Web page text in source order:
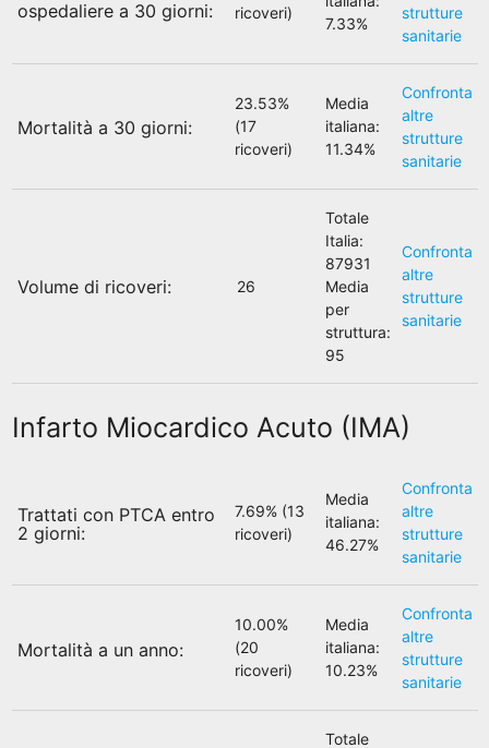
ospedaliere a 30 giorni:
ricoveri)
7.33%
strutture
sanitarie
Mortalità a 30 giorni:
23.53%
(17
ricoveri)
Media
italiana:
11.34%
Confronta
altre
strutture
sanitarie
Volume di ricoveri: 26
Totale
Italia:
87931
Media
per
struttura:
95
Confronta
altre
strutture
sanitarie
Infarto Miocardico Acuto (IMA)
Trattati con PTCA entro
2 giorni:
7.69% (13
ricoveri)
Media
italiana:
46.27%
Confronta
altre
strutture
sanitarie
Mortalità a un anno:
10.00%
(20
ricoveri)
Media
italiana:
10.23%
Confronta
altre
strutture
sanitarie
Totale